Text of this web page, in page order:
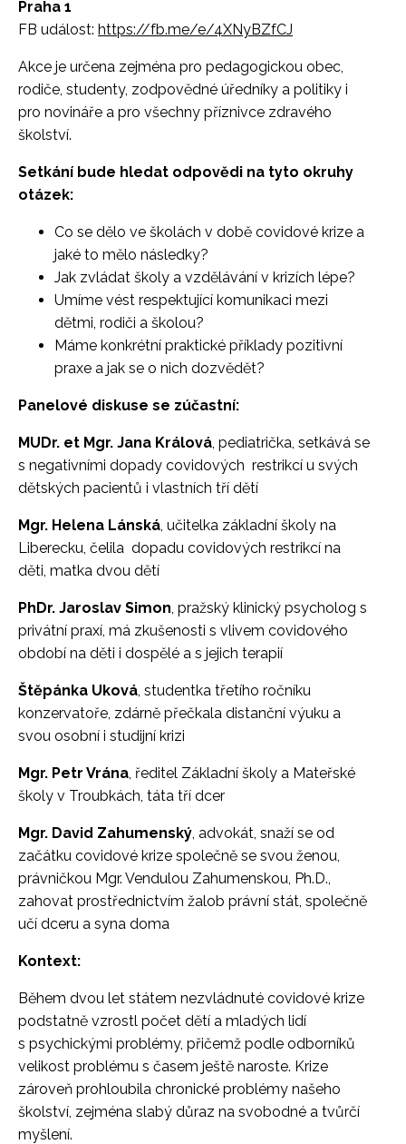
Praha 1
FB událost: https://fb.me/e/4XNyBZfCJ
Akce je určena zejména pro pedagogickou obec,
rodiče, studenty, zodpovědné úředníky a politiky i
pro novináře a pro všechny příznivce zdravého
školství.
Setkání bude hledat odpovědi na tyto okruhy
otázek:
Co se dělo ve školách v době covidové krize a
jaké to mělo následky?
Jak zvládat školy a vzdělávání v krizích lépe?
Umíme vést respektující komunikaci mezi
dětmi, rodiči a školou?
Máme konkrétní praktické příklady pozitivní
praxe a jak se o nich dozvědět?
Panelové diskuse se zúčastní:
MUDr. et Mgr. Jana Králová, pediatrička, setkává se
s negativními dopady covidových restrikcí u svých
dětských pacientů i vlastních tří dětí
Mgr. Helena Lánská, učitelka základní školy na
Liberecku, čelila dopadu covidových restrikcí na
děti, matka dvou dětí
PhDr. Jaroslav Simon, pražský klinický psycholog s
privátní praxí, má zkušenosti s vlivem covidového
období na děti i dospělé a s jejich terapií
Štěpánka Uková, studentka třetího ročníku
konzervatoře, zdárně přečkala distanční výuku a
svou osobní i studijní krizi
Mgr. Petr Vrána, ředitel Základní školy a Mateřské
školy v Troubkách, táta tří dcer
Mgr. David Zahumenský, advokát, snaží se od
začátku covidové krize společně se svou ženou,
právničkou Mgr. Vendulou Zahumenskou, Ph.D.,
zahovat prostřednictvím žalob právní stát, společně
učí dceru a syna doma
Kontext:
Během dvou let státem nezvládnuté covidové krize
podstatně vzrostl počet dětí a mladých lidí
s psychickými problémy, přičemž podle odborníků
velikost problému s časem ještě naroste. Krize
zároveň prohloubila chronické problémy našeho
školství, zejména slabý důraz na svobodné a tvůrčí
myšlení.